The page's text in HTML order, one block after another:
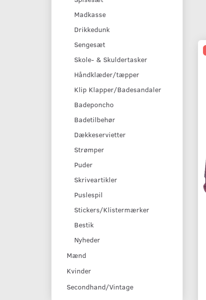
Madkasse
Drikkedunk
Sengesæt
Skole- & Skuldertasker
Håndklæder/tæpper
Klip Klapper/Badesandaler
Badeponcho
Badetilbehør
Dækkeservietter
Strømper
Puder
Skriveartikler
Puslespil
Stickers/Klistermærker
Bestik
Nyheder
Mænd
Kvinder
Secondhand/Vintage